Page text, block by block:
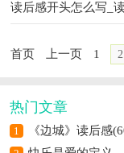
读后感开头怎么写_
首页 上一页 1 2
热门文章
1 《边城》读后感